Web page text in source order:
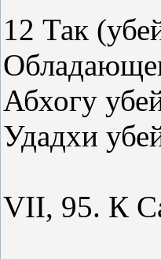
12 Так
Абхогу
Удадхи
VII, 95. К